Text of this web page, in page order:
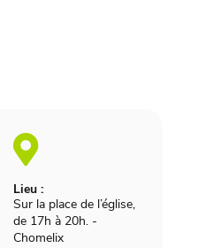
Lieu :
Sur la place de l’église,
de 17h à 20h. -
Chomelix